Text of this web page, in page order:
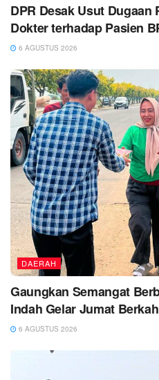
DPR Desak Usut
Dokter terhadap Pasien
6 AGUSTUS 2026
DAERAH
Gaungkan Semangat
Indah Gelar Jumat Berkah
6 AGUSTUS 2026